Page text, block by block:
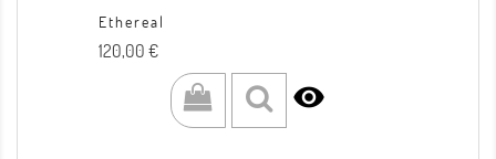
Ethereal
Prezzo
120,00 €
